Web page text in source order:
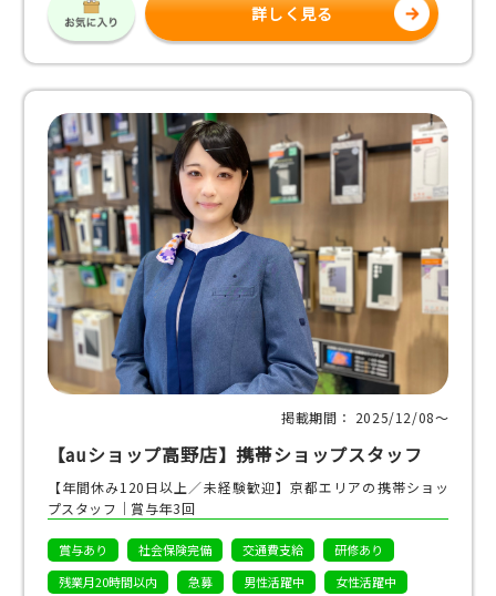
詳しく見る
掲載期間： 2025/12/08〜
【auショップ高野店】携帯ショップスタッフ
【年間休み120日以上／未経験歓迎】京都エリアの携帯ショッ
プスタッフ｜賞与年3回
賞与あり 社会保険完備 交通費支給
研修あり
残業月20時間以内
急募 男性活躍中
女性活躍中